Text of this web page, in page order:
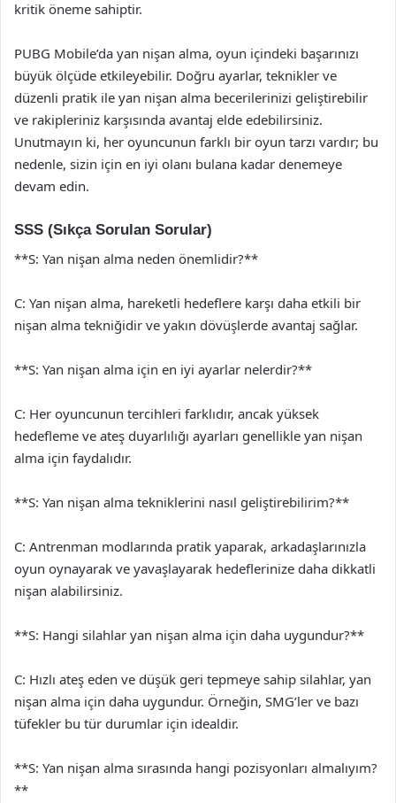
kritik öneme sahiptir.
PUBG Mobile’da yan nişan alma, oyun içindeki başarınızı
büyük ölçüde etkileyebilir. Doğru ayarlar, teknikler ve
düzenli pratik ile yan nişan alma becerilerinizi geliştirebilir
ve rakipleriniz karşısında avantaj elde edebilirsiniz.
Unutmayın ki, her oyuncunun farklı bir oyun tarzı vardır; bu
nedenle, sizin için en iyi olanı bulana kadar denemeye
devam edin.
SSS (Sıkça Sorulan Sorular)
**S: Yan nişan alma neden önemlidir?**
C: Yan nişan alma, hareketli hedeflere karşı daha etkili bir
nişan alma tekniğidir ve yakın dövüşlerde avantaj sağlar.
**S: Yan nişan alma için en iyi ayarlar nelerdir?**
C: Her oyuncunun tercihleri farklıdır, ancak yüksek
hedefleme ve ateş duyarlılığı ayarları genellikle yan nişan
alma için faydalıdır.
**S: Yan nişan alma tekniklerini nasıl geliştirebilirim?**
C: Antrenman modlarında pratik yaparak, arkadaşlarınızla
oyun oynayarak ve yavaşlayarak hedeflerinize daha dikkatli
nişan alabilirsiniz.
**S: Hangi silahlar yan nişan alma için daha uygundur?**
C: Hızlı ateş eden ve düşük geri tepmeye sahip silahlar, yan
nişan alma için daha uygundur. Örneğin, SMG’ler ve bazı
tüfekler bu tür durumlar için idealdir.
**S: Yan nişan alma sırasında hangi pozisyonları almalıyım?
**